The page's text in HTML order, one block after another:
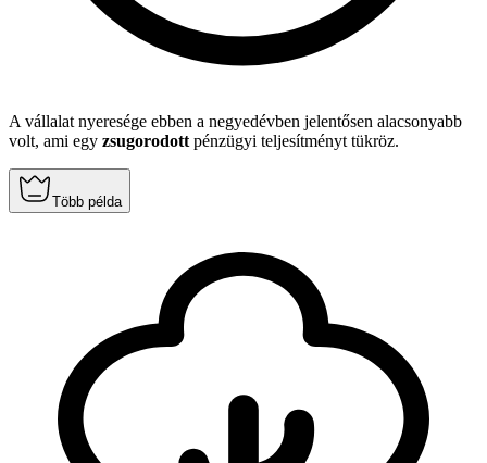
A vállalat nyeresége ebben a negyedévben jelentősen alacsonyabb
volt, ami egy zsugorodott pénzügyi teljesítményt tükröz.
Több példa